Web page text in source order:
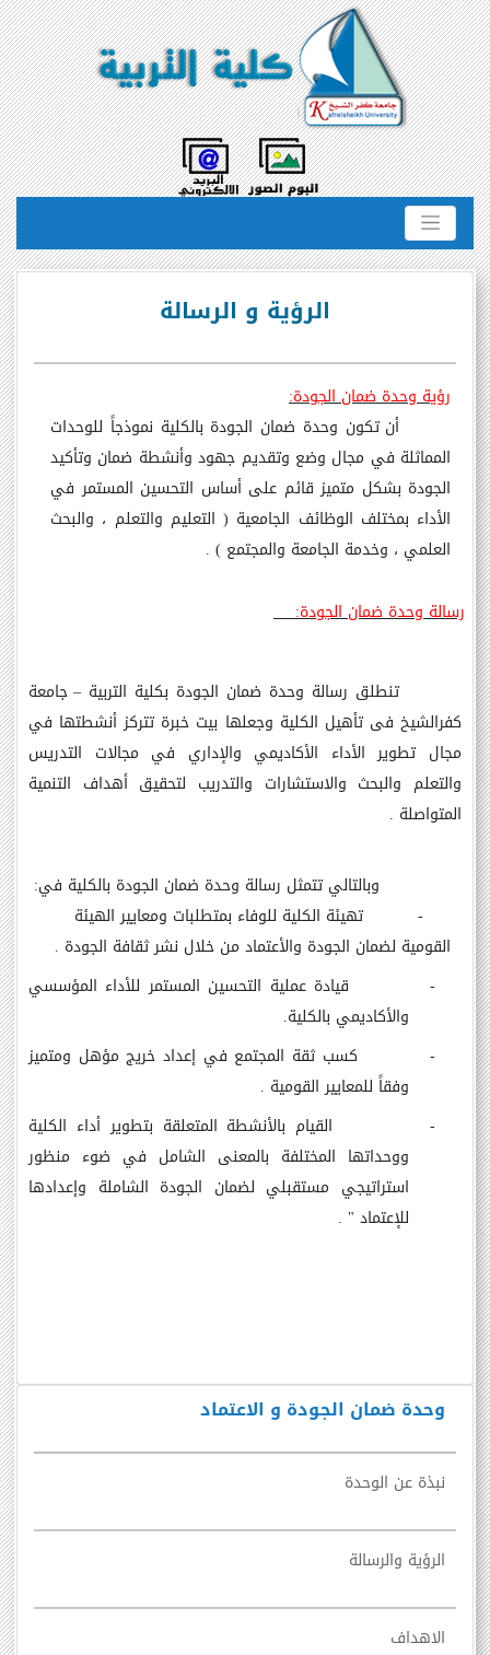
وحدة ضمان الجودة و الاعتماد
نبذة عن الوحدة
الرؤية والرسالة
الاهداف
الرؤية و الرسالة
رؤية وحدة ضمان الجودة:
أن تكون وحدة ضمان الجودة بالكلية نموذجاً للوحدات
المماثلة في مجال وضع وتقديم جهود وأنشطة ضمان وتأكيد
الجودة بشكل متميز قائم على أساس التحسين المستمر في
الأداء بمختلف الوظائف الجامعية ( التعليم والتعلم ، والبحث
العلمي ، وخدمة الجامعة والمجتمع ) .
رسالة وحدة ضمان الجودة:
تنطلق رسالة وحدة ضمان الجودة بكلية التربية –جامعة
كفرالشيخ فى تأهيل الكلية وجعلها بيت خبرة تتركز أنشطتها في
مجال تطوير الأداء الأكاديمي والإداري في مجالات التدريس
والتعلم والبحث والاستشارات والتدريب لتحقيق أهداف التنمية
المتواصلة .
وبالتالي تتمثل رسالة وحدة ضمان الجودة بالكلية في:
-
تهيئة الكلية للوفاء بمتطلبات ومعايير الهيئة
القومية لضمان الجودة والأعتماد من خلال نشر ثقافة الجودة .
-
قيادة عملية التحسين المستمر للأداء المؤسسي
والأكاديمي بالكلية.
-
كسب ثقة المجتمع في إعداد خريج مؤهل ومتميز
وفقاً للمعايير القومية .
-
القيام بالأنشطة المتعلقة بتطوير أداء الكلية
ووحداتها المختلفة بالمعنى الشامل في ضوء منظور
استراتيجي مستقبلي لضمان الجودة الشاملة وإعدادها
للإعتماد " .